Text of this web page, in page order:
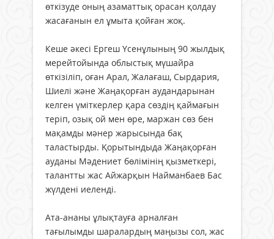
өткізуде оның азаматтық орасан қолдау
жасағанын ел ұмыта қойған жоқ.
Кеше әкесі Ергеш Үсенұлының 90 жылдық
мерейтойында облыстық мүшайра
өткізіліп, оған Арал, Жалағаш, Сырдария,
Шиелі және Жаңақорған аудандарынан
келген үміткерлер қара сөздің қаймағын
теріп, озық ой мен өре, маржан сөз бен
мақамды мәнер жарысында бақ
таластырды. Қорытындыда Жаңақорған
ауданы Мәдениет бөлімінің қызметкері,
талантты жас Айжарқын Найманбаев Бас
жүлдені иеленді.
Ата-ананы ұлықтауға арналған
тағылымды шаралардың маңызы сол, жас